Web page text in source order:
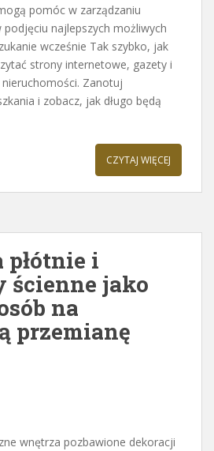
pomóc w zarządzaniu
najlepszych możliwych
wcześnie Tak szybko, jak
strony internetowe, gazety i
Zanotuj
i zobacz, jak długo będą
CZYTAJ WIĘCEJ
płótnie i
ścienne jako
na
przemianę
wnętrza pozbawione dekoracji